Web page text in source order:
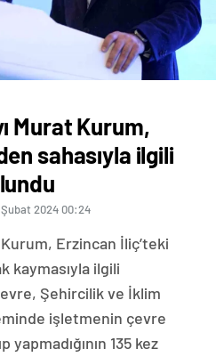
Murat Kurum,
sahasıyla ilgili
Şubat 2024 00:24
Erzincan İliç’teki
kaymasıyla ilgili
Şehircilik ve İklim
işletmenin çevre
yapmadığının 135 kez